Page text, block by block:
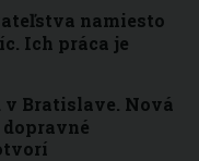
namiesto
Ich práca je
v Bratislave. Nová